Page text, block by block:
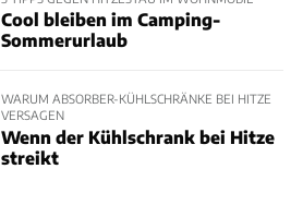
Cool bleiben im Camping-
Sommerurlaub
WARUM ABSORBER-KÜHLSCHRÄNKE BEI HITZE
VERSAGEN
Wenn der Kühlschrank bei Hitze
streikt